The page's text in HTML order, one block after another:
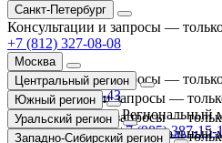
Санкт-Петербург
Консультации и запросы —
+7 (812) 327-08-08
Москва
Консультации и запросы —
+7 (495) 987-44-43
Центральный регион
(Консультации и запросы —
order@streamer.ru) Региональный
Мельников.Тел.: +7 (985) 387-15-
Южный регион
(Консультации и запросы —
order@streamer.ru)
Уральский регион
(Консультации и запросы —
Западно-Сибирский регион